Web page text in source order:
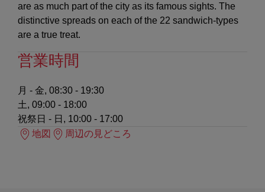
are as much part of the city as its famous sights. The
distinctive spreads on each of the 22 sandwich-types
are a true treat.
営業時間
月 - 金, 08:30 - 19:30
土, 09:00 - 18:00
祝祭日 - 日, 10:00 - 17:00
地図
周辺の見どころ